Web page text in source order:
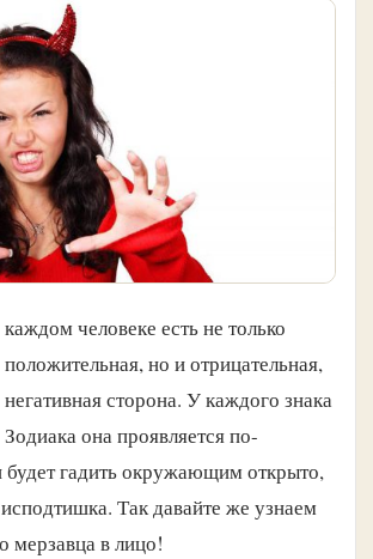
каждом человеке есть не только
положительная, но и отрицательная,
негативная сторона. У каждого знака
Зодиака она проявляется по-
гадить окружающим открыто,
Так давайте же узнаем
мерзавца в лицо!